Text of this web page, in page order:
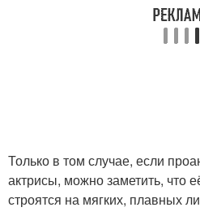
Только в том случае, если
актрисы, можно заметить, что
строятся на мягких, плавных